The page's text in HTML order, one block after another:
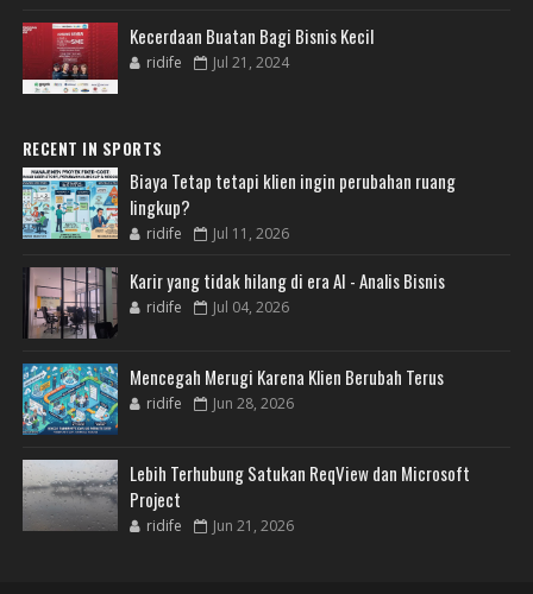
Kecerdaan Buatan Bagi Bisnis Kecil
ridife Jul 21, 2024
RECENT IN SPORTS
Biaya Tetap tetapi klien ingin perubahan ruang
lingkup?
ridife Jul 11, 2026
Karir yang tidak hilang di era AI - Analis Bisnis
ridife Jul 04, 2026
Mencegah Merugi Karena Klien Berubah Terus
ridife Jun 28, 2026
Lebih Terhubung Satukan ReqView dan Microsoft
Project
ridife Jun 21, 2026